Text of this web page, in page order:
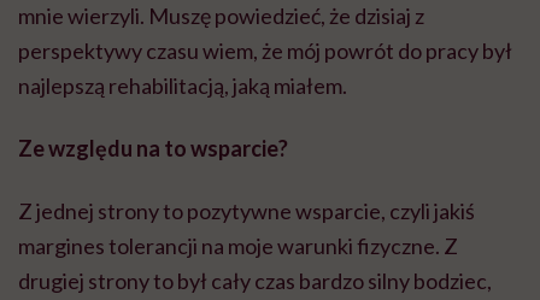
mnie wierzyli. Muszę powiedzieć, że dzisiaj z
perspektywy czasu wiem, że mój powrót do pracy był
najlepszą rehabilitacją, jaką miałem.
Ze względu na to wsparcie?
Z jednej strony to pozytywne wsparcie, czyli jakiś
margines tolerancji na moje warunki fizyczne. Z
drugiej strony to był cały czas bardzo silny bodziec,